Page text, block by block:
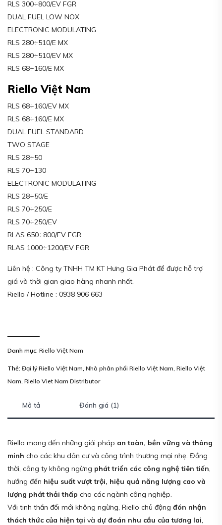
RLS 300÷800/EV FGR
DUAL FUEL LOW NOX
ELECTRONIC MODULATING
RLS 280÷510/E MX
RLS 280÷510/EV MX
RLS 68÷160/E MX
Riello Việt Nam
RLS 68÷160/EV MX
RLS 68÷160/E MX
DUAL FUEL STANDARD
TWO STAGE
RLS 28÷50
RLS 70÷130
ELECTRONIC MODULATING
RLS 28÷50/E
RLS 70÷250/E
RLS 70÷250/EV
RLAS 650÷800/EV FGR
RLAS 1000÷1200/EV FGR
Liên hệ : Công ty TNHH TM KT Hưng Gia Phát để được hỗ trợ
giá và thời gian giao hàng nhanh nhất.
Riello / Hotline : 0938 906 663
Danh mục: Riello Việt Nam
Thẻ: Đại lý Riello Việt Nam, Nhà phân phối Riello Việt Nam, Riello Việt
Nam, Riello Viet Nam Distributor
Mô tả Đánh giá (1)
Riello mang đến những giải pháp an toàn, bền vững và thông
minh cho các khu dân cư và công trình thương mại nhẹ. Đồng
thời, công ty không ngừng phát triển các công nghệ tiên tiến,
hướng đến hiệu suất vượt trội, hiệu quả năng lượng cao và
lượng phát thải thấp cho các ngành công nghiệp.
Với tinh thần đổi mới không ngừng, Riello chủ động đón nhận
thách thức của hiện tại và dự đoán nhu cầu của tương lai,